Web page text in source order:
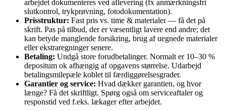
arbejdet dokumenteres ved aflevering (fx anmærkningsfri
slutkontrol, trykprøvning, fotodokumentation).
Prisstruktur: Fast pris vs. time & materialer — få det på
skrift. Pas på tilbud, der er væsentligt lavere end andre; det
kan betyde manglende forsikring, brug af uegnede materialer
eller ekstraregninger senere.
Betaling: Undgå store forudbetalinger. Normalt er 10–30 %
depositum ok afhængig af opgavens størrelse. Udarbejd
betalingsmilepæle koblet til færdiggørelsesgrader.
Garantier og service: Hvad dækker garantien, og hvor
længe? Få det skriftligt. Spørg også om serviceaftaler og
responstid ved f.eks. lækager efter arbejdet.